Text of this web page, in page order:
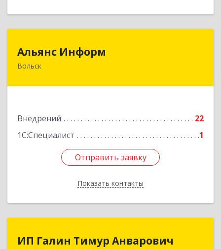
Альянс Информ
Вольск
Внедрений
22
1С:Специалист
1
Отправить заявку
Показать контакты
Отправить заявку
Назад
ИП Галин Тимур Анварович